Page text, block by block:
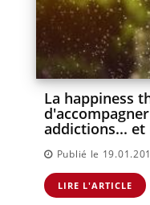
La happiness
addictions... et
Publié le
LIRE L'ARTICLE